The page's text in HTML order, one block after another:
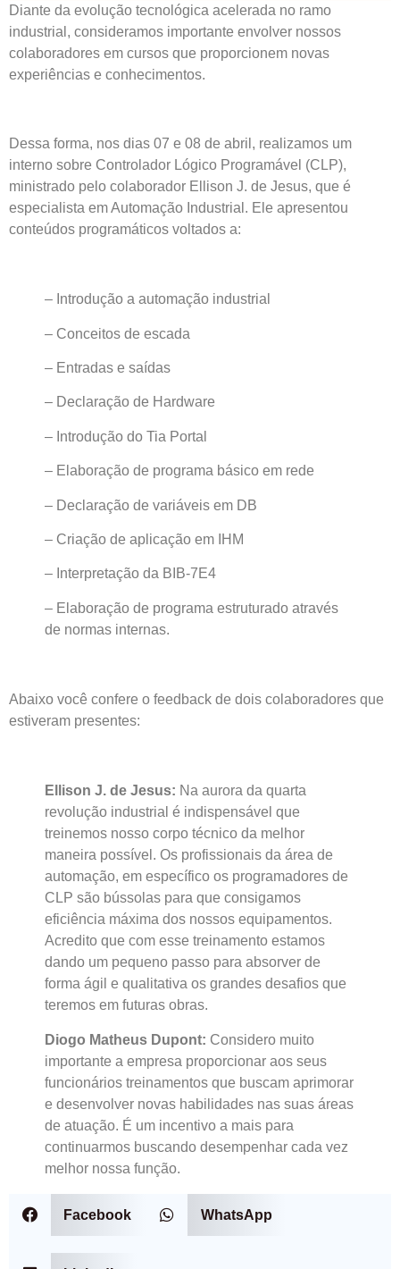
Diante da evolução tecnológica acelerada no ramo
industrial, consideramos importante envolver nossos
colaboradores em cursos que proporcionem novas
experiências e conhecimentos.
Dessa forma, nos dias 07 e 08 de abril, realizamos um
interno sobre Controlador Lógico Programável (CLP),
ministrado pelo colaborador Ellison J. de Jesus, que é
especialista em Automação Industrial. Ele apresentou
conteúdos programáticos voltados a:
– Introdução a automação industrial
– Conceitos de escada
– Entradas e saídas
– Declaração de Hardware
– Introdução do Tia Portal
– Elaboração de programa básico em rede
– Declaração de variáveis em DB
– Criação de aplicação em IHM
– Interpretação da BIB-7E4
– Elaboração de programa estruturado através
de normas internas.
Abaixo você confere o feedback de dois colaboradores que
estiveram presentes:
Ellison J. de Jesus: Na aurora da quarta
revolução industrial é indispensável que
treinemos nosso corpo técnico da melhor
maneira possível. Os profissionais da área de
automação, em específico os programadores de
CLP são bússolas para que consigamos
eficiência máxima dos nossos equipamentos.
Acredito que com esse treinamento estamos
dando um pequeno passo para absorver de
forma ágil e qualitativa os grandes desafios que
teremos em futuras obras.
Diogo Matheus Dupont: Considero muito
importante a empresa proporcionar aos seus
funcionários treinamentos que buscam aprimorar
e desenvolver novas habilidades nas suas áreas
de atuação. É um incentivo a mais para
continuarmos buscando desempenhar cada vez
melhor nossa função.
Facebook WhatsApp